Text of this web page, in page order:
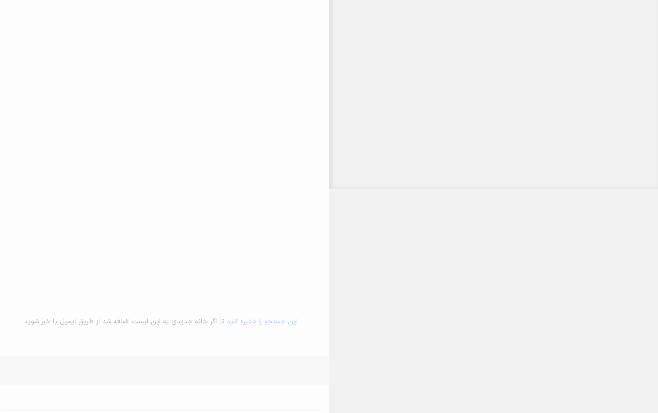
این جستجو را ذخیره کنید تا اگر خانه جدیدی به این لیست اضافه شد از طریق ایمیل با خبر شوید